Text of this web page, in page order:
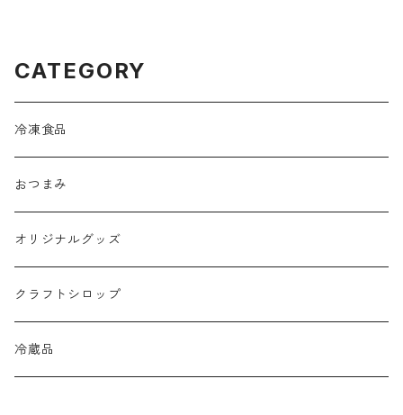
CATEGORY
冷凍食品
おつまみ
オリジナルグッズ
クラフトシロップ
冷蔵品